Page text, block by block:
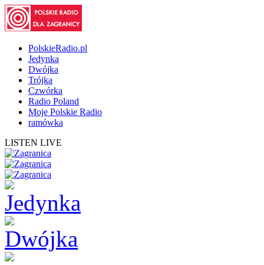
PolskieRadio.pl
Jedynka
Dwójka
Trójka
Czwórka
Radio Poland
Moje Polskie Radio
ramówka
LISTEN LIVE